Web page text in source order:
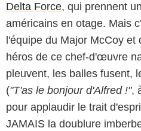
Delta Force, qui prennent
américains en otage. Mais
l'équipe du Major McCoy et
héros de ce chef-d'œuvre
pleuvent, les balles fusent,
("T'as le bonjour d'Alfred !",
pour applaudir le trait
JAMAIS la doublure